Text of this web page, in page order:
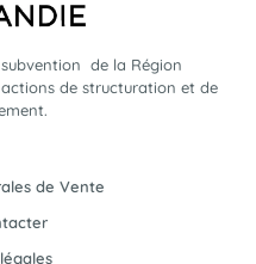
de la Région
de structuration et de
de Vente